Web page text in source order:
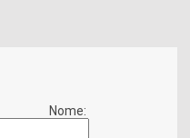
Nome: